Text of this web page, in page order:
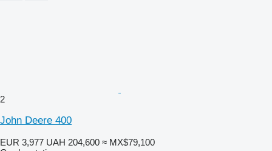
2
John Deere 400
EUR 3,977 UAH 204,600 ≈ MX$79,100